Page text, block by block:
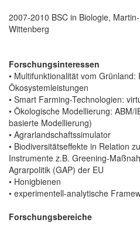
2007-2010 BSC in Biologie,
Wittenberg
Forschungsinteressen
• Multifunktionalität vom Grünland:
Ökosystemleistungen
• Smart Farming-Technologien:
• Ökologische Modellierung:
basierte Modellierung)
• Agrarlandschaftssimulator
• Biodiversitätseffekte in Relation
Instrumente z.B. Greening-
Agrarpolitik (GAP) der EU
• Honigbienen
• experimentell-analytische
Forschungsbereiche